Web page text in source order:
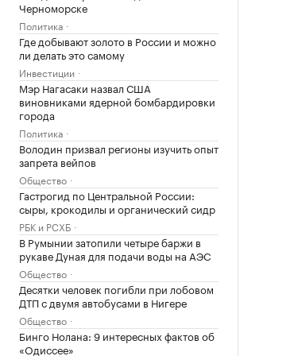
Черноморске
Политика
Где добывают золото в России и можно
ли делать это самому
Инвестиции
Мэр Нагасаки назвал США
виновниками ядерной бомбардировки
города
Политика
Володин призвал регионы изучить опыт
запрета вейпов
Общество
Гастрогид по Центральной России:
сыры, крокодилы и органический сидр
РБК и РСХБ
В Румынии затопили четыре баржи в
рукаве Дуная для подачи воды на АЭС
Общество
Десятки человек погибли при лобовом
ДТП с двумя автобусами в Нигере
Общество
Бинго Нолана: 9 интересных фактов об
«Одиссее»